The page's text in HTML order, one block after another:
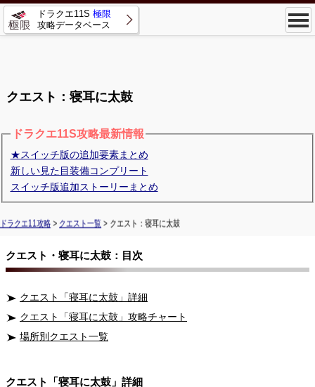
ドラクエ11S 極限
攻略データベース
クエスト：寝耳に太鼓
ドラクエ11S攻略最新情報
★スイッチ版の追加要素まとめ
新しい見た目装備コンプリート
スイッチ版追加ストーリーまとめ
ドラクエ11攻略 > クエスト一覧 > クエスト：寝耳に太鼓
クエスト・寝耳に太鼓：目次
クエスト「寝耳に太鼓」詳細
クエスト「寝耳に太鼓」攻略チャート
場所別クエスト一覧
クエスト「寝耳に太鼓」詳細